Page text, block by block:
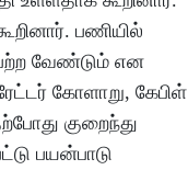
பணியில்
வேண்டும் என
கோளாறு, கேபிள்
குறைந்து
பயன்பாடு